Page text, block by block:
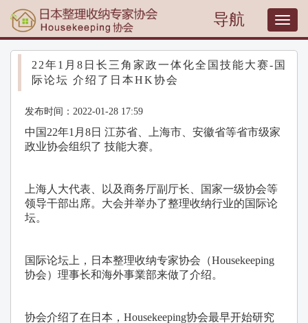
导航
T
o
g
g
22年1月8日长三角家政一体化全国技能大赛-国
际论坛 介绍了日本HK协会
发布时间：2022-01-28 17:59
中国22年1月8日 江苏省、上海市、安徽省等省市级家
政业协会组织了 技能大赛。
上海人大代表、以及商务厅副厅长、国家一级协会等
领导干部出席。大会并举办了整理收纳行业的国际论
坛。
国际论坛上，日本整理收纳专家协会（Housekeeping
协会）理事长和海外事業部来做了介绍。
协会介绍了在日本，Housekeeping协会最早开始研究